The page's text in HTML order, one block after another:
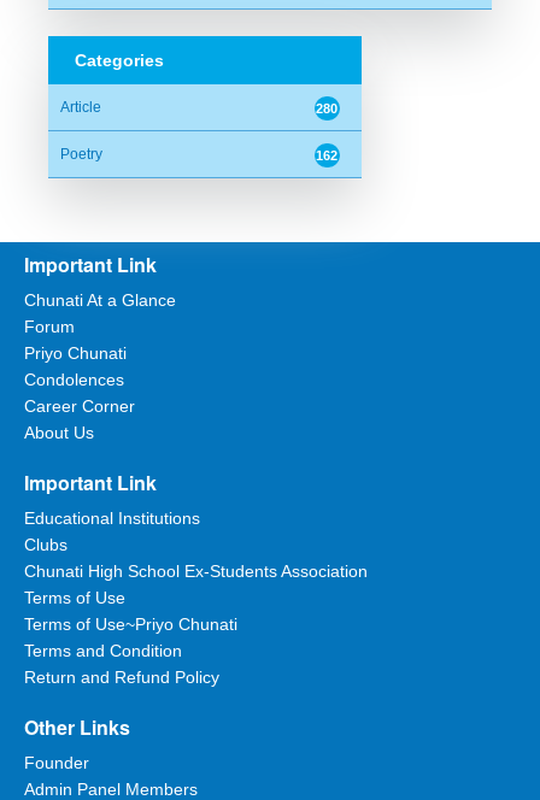
Categories
Article 280
Poetry 162
Important Link
Chunati At a Glance
Forum
Priyo Chunati
Condolences
Career Corner
About Us
Important Link
Educational Institutions
Clubs
Chunati High School Ex-Students Association
Terms of Use
Terms of Use~Priyo Chunati
Terms and Condition
Return and Refund Policy
Other Links
Founder
Admin Panel Members